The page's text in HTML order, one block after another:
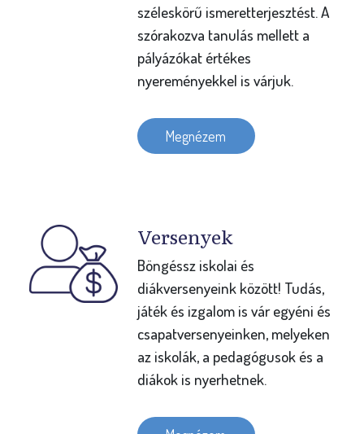
széleskörű ismeretterjesztést. A
szórakozva tanulás mellett a
pályázókat értékes
nyereményekkel is várjuk.
Megnézem
Versenyek
Böngéssz iskolai és
diákversenyeink között! Tudás,
játék és izgalom is vár egyéni és
csapatversenyeinken, melyeken
az iskolák, a pedagógusok és a
diákok is nyerhetnek.